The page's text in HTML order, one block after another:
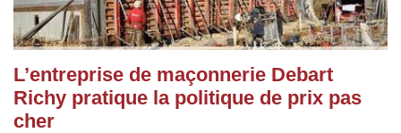
L’entreprise de maçonnerie Debart
Richy pratique la politique de prix pas
cher